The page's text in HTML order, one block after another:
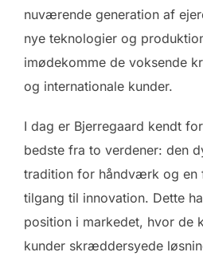
nuværende generation af
nye teknologier og
imødekomme de voksende
og internationale kunder.
I dag er Bjerregaard kendt
bedste fra to verdener: den
tradition for håndværk og en
tilgang til innovation. Dette
position i markedet, hvor de
kunder skræddersyede